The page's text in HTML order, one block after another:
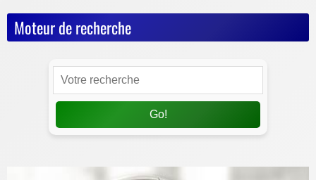
Moteur de recherche
Go!